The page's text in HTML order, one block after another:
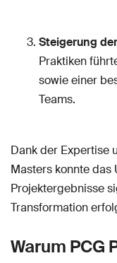
Steigerung
Praktiken
sowie einer
Teams.
Dank der Expertise
Masters konnte das
Projektergebnisse
Transformation
Warum PCG